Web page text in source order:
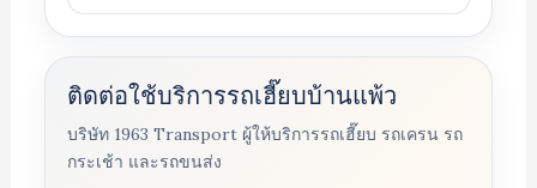
ติดต่อใช้บริการรถเฮี๊ยบบ้านแพ้ว
บริษัท 1963 Transport ผู้ให้บริการรถเฮี๊ยบ รถเครน รถ
กระเช้า และรถขนส่ง